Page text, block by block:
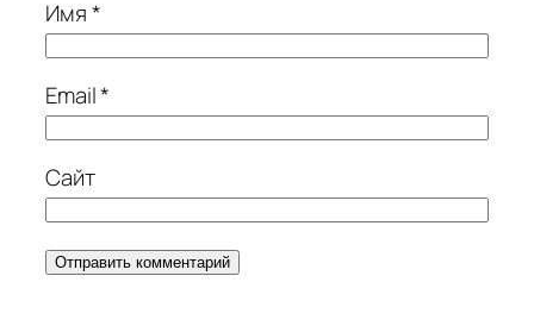
Имя*
Email*
Сайт